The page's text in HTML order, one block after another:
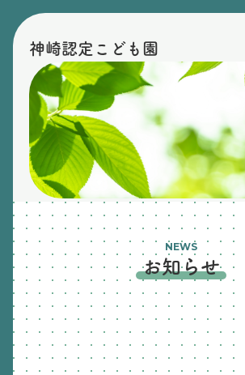
神崎認定こども園
NEWS
お知らせ